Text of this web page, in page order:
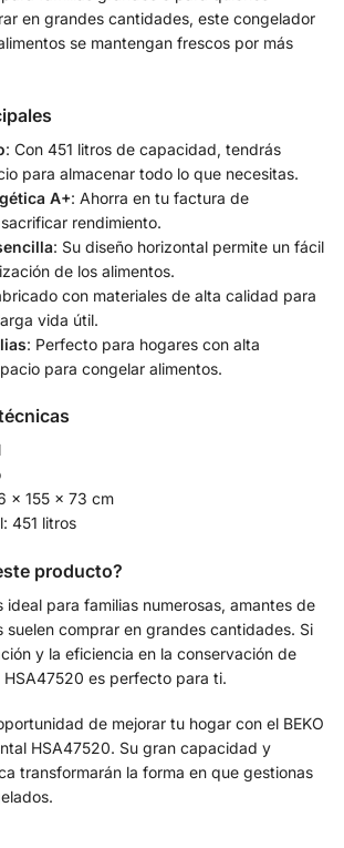
en grandes cantidades, este congelador
se mantengan frescos por más
: Con 451 litros de capacidad, tendrás
para almacenar todo lo que necesitas.
A+: Ahorra en tu factura de
rendimiento.
: Su diseño horizontal permite un fácil
de los alimentos.
con materiales de alta calidad para
vida útil.
: Perfecto para hogares con alta
para congelar alimentos.
x 155 x 73 cm
451 litros
producto?
ideal para familias numerosas, amantes de
suelen comprar en grandes cantidades. Si
y la eficiencia en la conservación de
HSA47520 es perfecto para ti.
de mejorar tu hogar con el BEKO
HSA47520. Su gran capacidad y
transformarán la forma en que gestionas